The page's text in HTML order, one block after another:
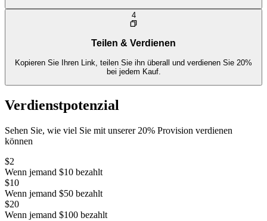
4
Teilen & Verdienen
Kopieren Sie Ihren Link, teilen Sie ihn überall und verdienen Sie 20%
bei jedem Kauf.
Verdienstpotenzial
Sehen Sie, wie viel Sie mit unserer 20% Provision verdienen
können
$2
Wenn jemand $10 bezahlt
$10
Wenn jemand $50 bezahlt
$20
Wenn jemand $100 bezahlt